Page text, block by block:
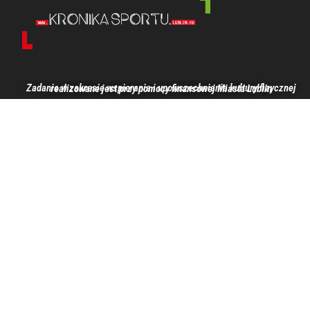
Zadanie w zakresie wspierania i upowszechniania kultury fizycznej realizowane jest przy pomocy finansowej Miasta Lublin